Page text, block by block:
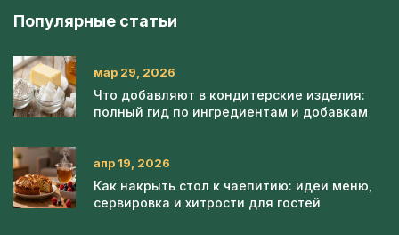
Популярные статьи
мар 29, 2026
Что добавляют в кондитерские изделия:
полный гид по ингредиентам и добавкам
апр 19, 2026
Как накрыть стол к чаепитию: идеи меню,
сервировка и хитрости для гостей